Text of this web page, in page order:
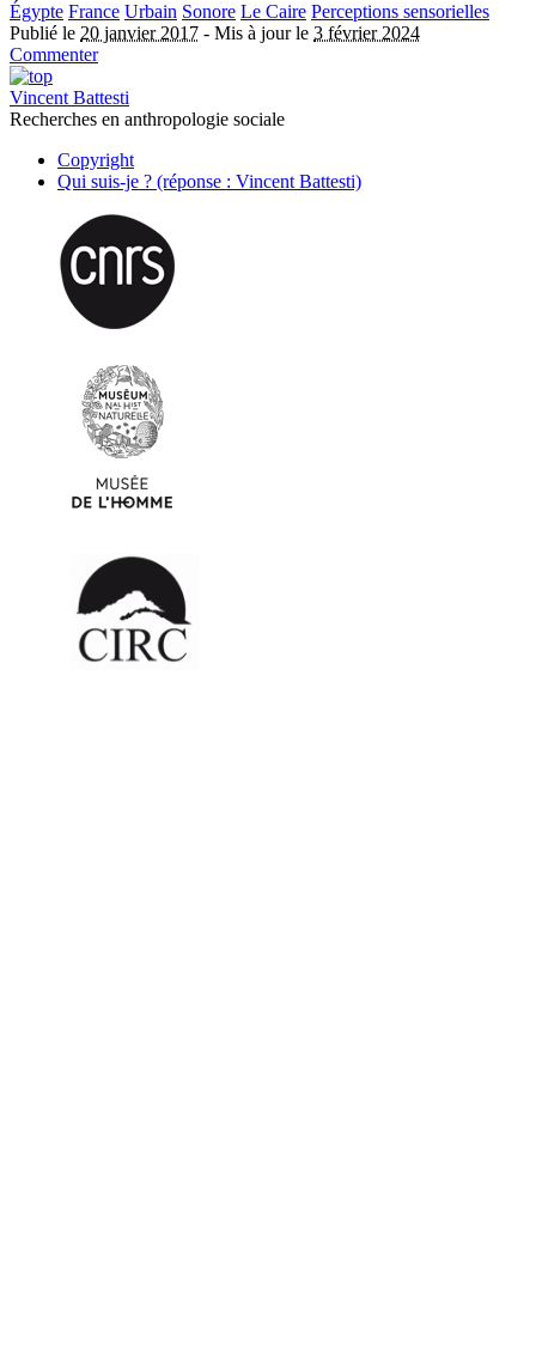
Égypte France Urbain Sonore Le Caire Perceptions sensorielles
Publié le 20 janvier 2017 - Mis à jour le 3 février 2024
Commenter
Vincent Battesti
Recherches en anthropologie sociale
Copyright
Qui suis-je ? (réponse : Vincent Battesti)